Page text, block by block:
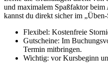
und maximalem Spaßfaktor
kannst du direkt sicher im
Flexibel: Kostenfreie
Gutscheine: Im
Termin mitbringen.
Wichtig: vor Kursbeginn